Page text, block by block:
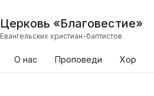
Церковь «Благовестие»
Евангельских христиан-баптистов
О нас Проповеди Хор